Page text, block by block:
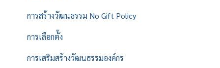
การสร้างวัฒนธรรม No Gift Policy
การเลือกตั้ง
การเสริมสร้างวัฒนธรรมองค์กร